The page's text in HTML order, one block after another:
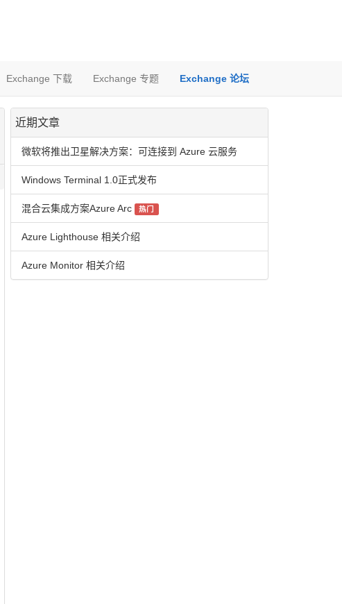
Exchange 下载 Exchange 专题 Exchange 论坛
近期文章
微软将推出卫星解决方案：可连接到 Azure 云服务
Windows Terminal 1.0正式发布
混合云集成方案Azure Arc 热门
Azure Lighthouse 相关介绍
Azure Monitor 相关介绍